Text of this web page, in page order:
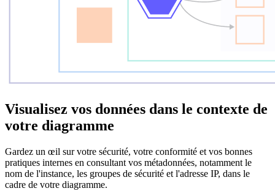
Visualisez vos données dans le contexte de
votre diagramme
Gardez un œil sur votre sécurité, votre conformité et vos bonnes
pratiques internes en consultant vos métadonnées, notamment le
nom de l'instance, les groupes de sécurité et l'adresse IP, dans le
cadre de votre diagramme.